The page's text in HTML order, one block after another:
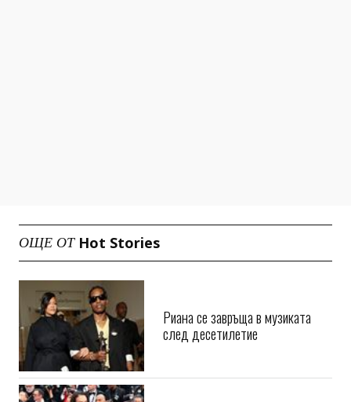
ОЩЕ ОТ Hot Stories
Риана се завръща в музиката
след десетилетие